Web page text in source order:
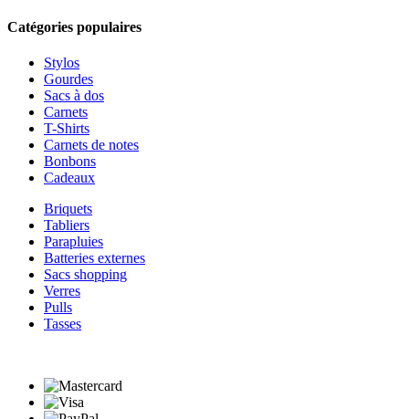
Catégories populaires
Stylos
Gourdes
Sacs à dos
Carnets
T-Shirts
Carnets de notes
Bonbons
Cadeaux
Briquets
Tabliers
Parapluies
Batteries externes
Sacs shopping
Verres
Pulls
Tasses